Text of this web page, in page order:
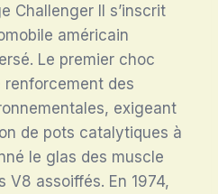
Challenger II s’inscrit
américain
Le premier choc
renforcement des
exigeant
de pots catalytiques à
le glas des muscle
V8 assoiffés. En 1974,